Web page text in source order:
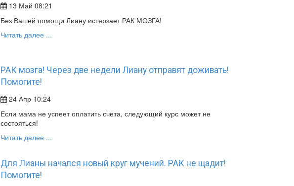
13 Май 08:21
Без Вашей помощи Лиану истерзает РАК МОЗГА!
Читать далее ...
РАК мозга! Через две недели Лиану отправят доживать!
Помогите!
24 Апр 10:24
Если мама не успеет оплатить счета, следующий курс может не
состояться!
Читать далее ...
Для Лианы начался новый круг мучений. РАК не щадит!
Помогите!